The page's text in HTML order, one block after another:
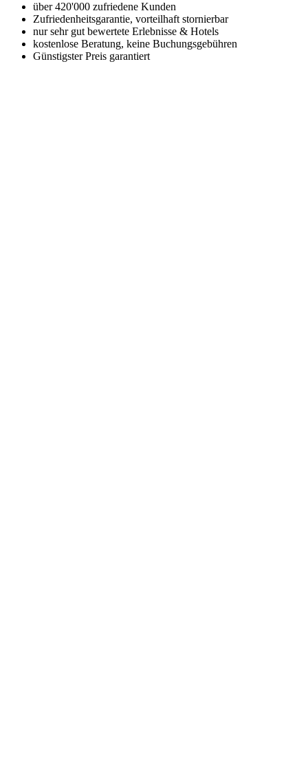
über 420'000 zufriedene Kunden
Zufriedenheitsgarantie, vorteilhaft stornierbar
nur sehr gut bewertete Erlebnisse & Hotels
kostenlose Beratung, keine Buchungsgebühren
Günstigster Preis garantiert